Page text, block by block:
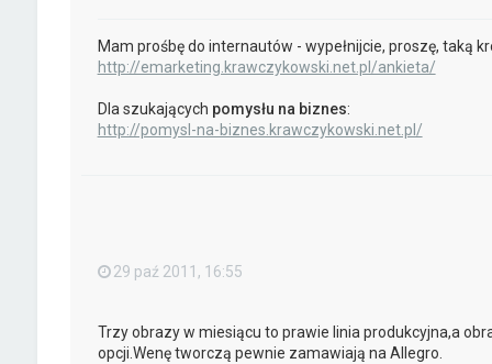
Mam prośbę do internautów - wypełnijcie, proszę, taką
http://emarketing.krawczykowski.net.pl/ankieta/
Dla szukających pomysłu na biznes:
http://pomysl-na-biznes.krawczykowski.net.pl/
29 paź 2011, 16:55
Trzy obrazy w miesiącu to prawie linia produkcyjna,a
opcji.Wenę tworczą pewnie zamawiają na Allegro.